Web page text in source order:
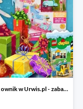
Prezentownik w Urwis.pl - zabawki dla dzieci od 17.92 zł